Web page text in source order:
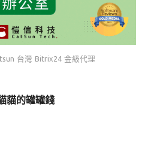
台灣 Bitrix24 金級代理
貓的罐罐錢